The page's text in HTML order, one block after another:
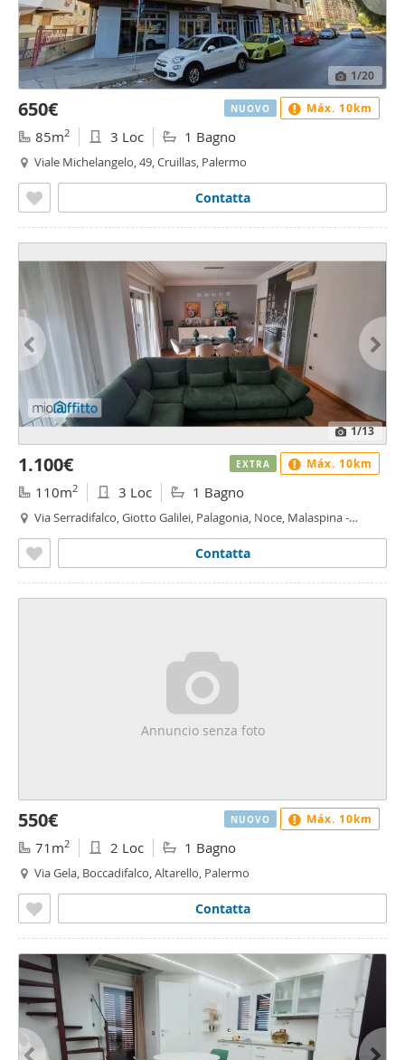
1/20
650€
85m2 3 Loc 1 Bagno
Viale Michelangelo, 49, Cruillas, Palermo
Contatta
NUOVO Máx. 10km
1/13
1.100€
110m2 3 Loc 1 Bagno
Via Serradifalco, Giotto Galilei, Palagonia, Noce, Malaspina -
Contatta
EXTRA Máx. 10km
Annuncio senza foto
550€
71m2 2 Loc 1 Bagno
Via Gela, Boccadifalco, Altarello, Palermo
Contatta
NUOVO Máx. 10km